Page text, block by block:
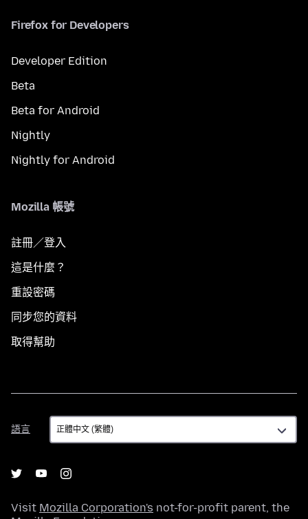
Firefox for Developers
Developer Edition
Beta
Beta for Android
Nightly
Nightly for Android
Mozilla 帳號
註冊／登入
這是什麼？
重設密碼
同步您的資料
取得幫助
語言
語
言
Visit Mozilla Corporation's not-for-profit parent, the